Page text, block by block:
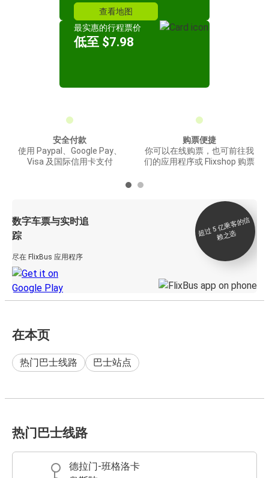
查看地图
最实惠的行程票价
低至 $7.98
安全付款
使用 Paypal、Google Pay、
Visa 及国际信用卡支付
购票便捷
你可以在线购票，也可前往我
们的应用程序或 Flixshop 购票
数字车票与实时追
踪
尽在 FlixBus 应用程序
超
过 5
亿
乘
客
的
信
赖
之
选
在本页
热门巴士线路 巴士站点
热门巴士线路
德拉门-班格洛卡